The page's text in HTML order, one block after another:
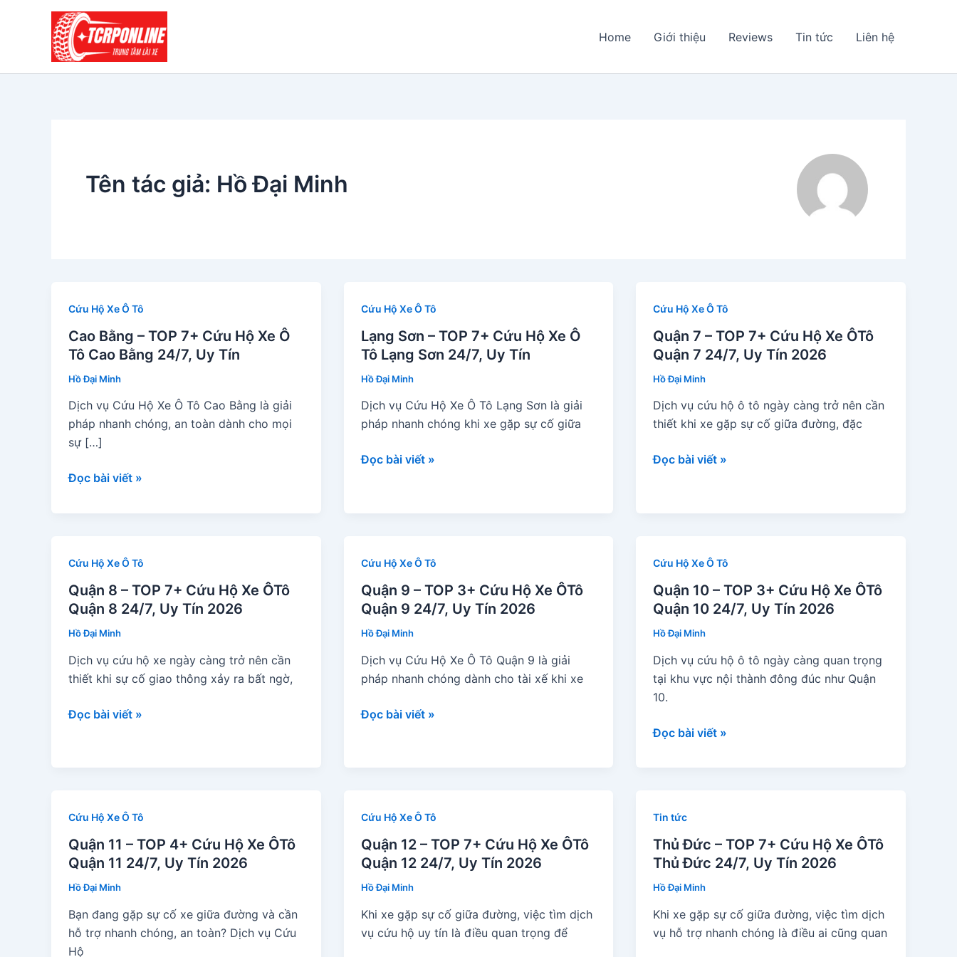
Home Giới thiệu Reviews Tin tức Liên hệ
Tên tác giả: Hồ Đại Minh
Cứu Hộ Xe Ô Tô
Cao Bằng – TOP 7+ Cứu Hộ Xe Ô
Tô Cao Bằng 24/7, Uy Tín
Hồ Đại Minh
Dịch vụ Cứu Hộ Xe Ô Tô Cao Bằng là giải
pháp nhanh chóng, an toàn dành cho mọi
sự […]
Cao
Cứu
Hộ
Xe
Ô
Cao
Bằng
Uy
Đọc bài viết »
Cứu Hộ Xe Ô Tô
Lạng Sơn – TOP 7+ Cứu Hộ Xe Ô
Tô Lạng Sơn 24/7, Uy Tín
Hồ Đại Minh
Dịch vụ Cứu Hộ Xe Ô Tô Lạng Sơn là giải
pháp nhanh chóng khi xe gặp sự cố giữa
Lạng
Hộ
Xe
Ô
Tô
Sơn
24/7,
Tín
Đọc bài viết »
Cứu Hộ Xe Ô Tô
Quận 7 – TOP 7+ Cứu Hộ Xe ÔTô
Quận 7 24/7, Uy Tín 2026
Hồ Đại Minh
Dịch vụ cứu hộ ô tô ngày càng trở nên cần
thiết khi xe gặp sự cố giữa đường, đặc
Quận
Hộ
Xe
ÔTô
Quận
24/7,
Uy
Tín
Đọc bài viết »
Cứu Hộ Xe Ô Tô
Quận 8 – TOP 7+ Cứu Hộ Xe ÔTô
Quận 8 24/7, Uy Tín 2026
Hồ Đại Minh
Dịch vụ cứu hộ xe ngày càng trở nên cần
thiết khi sự cố giao thông xảy ra bất ngờ,
Quận
Hộ
Xe
ÔTô
Quận
24/7,
Uy
Tín
Đọc bài viết »
Cứu Hộ Xe Ô Tô
Quận 9 – TOP 3+ Cứu Hộ Xe ÔTô
Quận 9 24/7, Uy Tín 2026
Hồ Đại Minh
Dịch vụ Cứu Hộ Xe Ô Tô Quận 9 là giải
pháp nhanh chóng dành cho tài xế khi xe
Quận
Hộ
Xe
ÔTô
Quận
24/7,
Uy
Đọc bài viết »
Cứu Hộ Xe Ô Tô
Quận 10 – TOP 3+ Cứu Hộ Xe ÔTô
Quận 10 24/7, Uy Tín 2026
Hồ Đại Minh
Dịch vụ cứu hộ ô tô ngày càng quan trọng
tại khu vực nội thành đông đúc như Quận
10.
Quận
Cứu
Hộ
Xe
ÔTô
10
24/7,
Đọc bài viết »
Cứu Hộ Xe Ô Tô
Quận 11 – TOP 4+ Cứu Hộ Xe ÔTô
Quận 11 24/7, Uy Tín 2026
Hồ Đại Minh
Bạn đang gặp sự cố xe giữa đường và cần
hỗ trợ nhanh chóng, an toàn? Dịch vụ Cứu
Hộ
Cứu Hộ Xe Ô Tô
Quận 12 – TOP 7+ Cứu Hộ Xe ÔTô
Quận 12 24/7, Uy Tín 2026
Hồ Đại Minh
Khi xe gặp sự cố giữa đường, việc tìm dịch
vụ cứu hộ uy tín là điều quan trọng để
Tin tức
Thủ Đức – TOP 7+ Cứu Hộ Xe ÔTô
Thủ Đức 24/7, Uy Tín 2026
Hồ Đại Minh
Khi xe gặp sự cố giữa đường, việc tìm dịch
vụ hỗ trợ nhanh chóng là điều ai cũng quan